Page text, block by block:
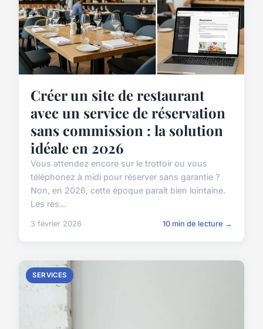
Créer un site de restaurant
avec un service de réservation
sans commission : la solution
idéale en 2026
Vous attendez encore sur le trottoir ou vous
téléphonez à midi pour réserver sans garantie ?
Non, en 2026, cette époque paraît bien lointaine.
Les res...
3 février 2026 10 min de lecture →
SERVICES